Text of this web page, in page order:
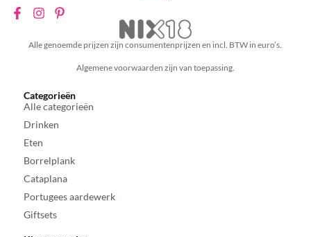
Alle genoemde prijzen zijn consumentenprijzen en incl. BTW in euro’s.
Algemene voorwaarden zijn van toepassing.
Categorieën
Alle categorieën
Drinken
Eten
Borrelplank
Cataplana
Portugees aardewerk
Giftsets